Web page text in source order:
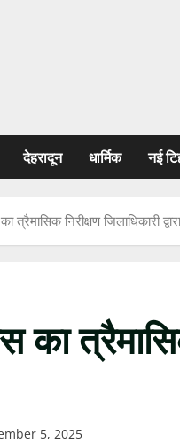
देहरादून धार्मिक नई
त्रैमासिक निरीक्षण जिलाधिकारी
5, 2025